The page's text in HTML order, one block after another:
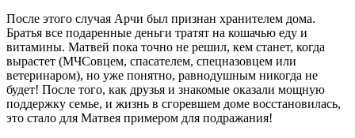
После этого случая Арчи был признан хранителем дома.
Братья все подаренные деньги тратят на кошачью еду и
витамины. Матвей пока точно не решил, кем станет, когда
вырастет (МЧСовцем, спасателем, спецназовцем или
ветеринаром), но уже понятно, равнодушным никогда не
будет! После того, как друзья и знакомые оказали мощную
поддержку семье, и жизнь в сгоревшем доме восстановилась,
это стало для Матвея примером для подражания!